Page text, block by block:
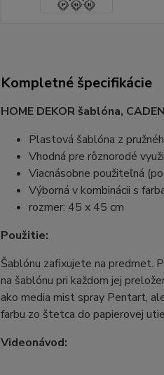
Kompletné špecifikácie
HOME DEKOR šablóna,
Plastová šablóna z
Vhodná pre rôznorodé
Viacnásobne použiteľná
Výborná v kombinácii s
rozmer: 45 x 45 cm
Použitie:
Šablónu zafixujete na predmet.
na šablónu pri každom jej
ako media mist spray Pentart,
farbu zo štetca do papierovej
Videonávod: